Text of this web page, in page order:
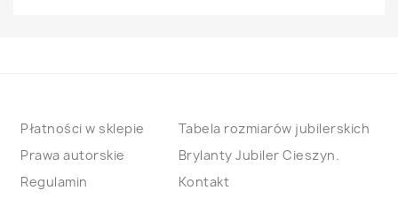
Płatności w sklepie
Prawa autorskie
Regulamin
Tabela rozmiarów jubilerskich
Brylanty Jubiler Cieszyn.
Kontakt